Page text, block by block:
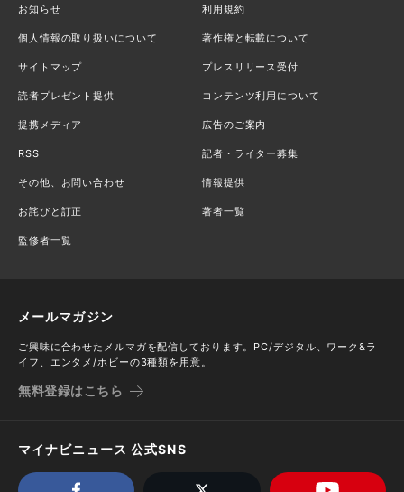
お知らせ 利用規約
個人情報の取り扱いについて 著作権と転載について
サイトマップ プレスリリース受付
読者プレゼント提供 コンテンツ利用について
提携メディア 広告のご案内
RSS 記者・ライター募集
その他、お問い合わせ 情報提供
お詫びと訂正 著者一覧
監修者一覧
メールマガジン
ご興味に合わせたメルマガを配信しております。PC/デジタル、ワーク&ラ
イフ、エンタメ/ホビーの3種類を用意。
無料登録はこちら
マイナビニュース 公式SNS